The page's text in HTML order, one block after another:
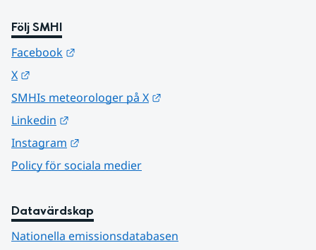
Följ SMHI
Facebook
X
SMHIs meteorologer på X
Linkedin
Instagram
Policy för sociala medier
Datavärdskap
Nationella emissionsdatabasen